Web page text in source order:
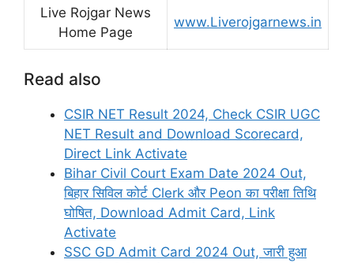
Live Rojgar News
Home Page
www.Liverojgarnews.in
Read also
CSIR NET Result 2024, Check CSIR UGC
NET Result and Download Scorecard,
Direct Link Activate
Bihar Civil Court Exam Date 2024 Out,
बिहार सिविल कोर्ट Clerk और Peon का परीक्षा तिथि
घोषित, Download Admit Card, Link
Activate
SSC GD Admit Card 2024 Out, जारी हुआ